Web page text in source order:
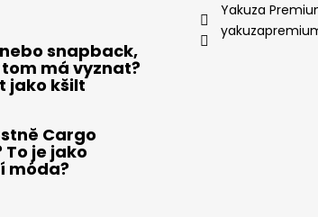
snapback,
tom má vyznat?
jako kšilt
Cargo
To je jako
móda?
Yakuza